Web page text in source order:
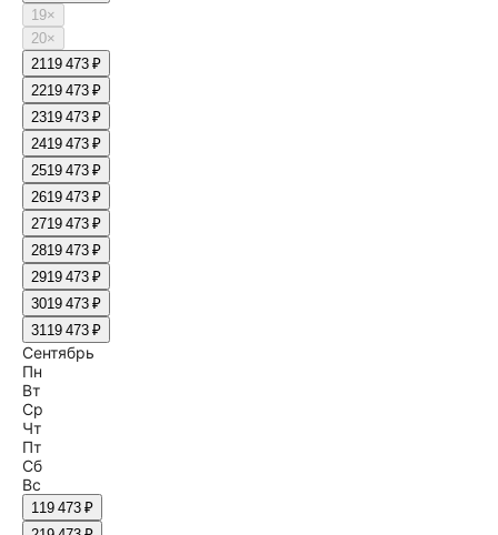
19×
20×
2119 473 ₽
2219 473 ₽
2319 473 ₽
2419 473 ₽
2519 473 ₽
2619 473 ₽
2719 473 ₽
2819 473 ₽
2919 473 ₽
3019 473 ₽
3119 473 ₽
Сентябрь
Пн
Вт
Ср
Чт
Пт
Сб
Вс
119 473 ₽